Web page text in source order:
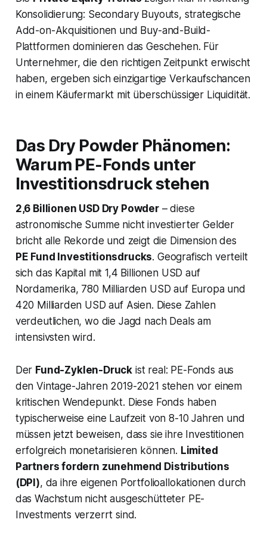
Konsolidierung: Secondary Buyouts, strategische
Add-on-Akquisitionen und Buy-and-Build-
Plattformen dominieren das Geschehen. Für
Unternehmer, die den richtigen Zeitpunkt erwischt
haben, ergeben sich einzigartige Verkaufschancen
in einem Käufermarkt mit überschüssiger Liquidität.
Das Dry Powder Phänomen:
Warum PE-Fonds unter
Investitionsdruck stehen
2,6 Billionen USD Dry Powder– diese
astronomische Summe nicht investierter Gelder
bricht alle Rekorde und zeigt die Dimension des
PE Fund Investitionsdrucks. Geografisch verteilt
sich das Kapital mit 1,4 Billionen USD auf
Nordamerika, 780 Milliarden USD auf Europa und
420 Milliarden USD auf Asien. Diese Zahlen
verdeutlichen, wo die Jagd nach Deals am
intensivsten wird.
Der Fund-Zyklen-Druck ist real: PE-Fonds aus
den Vintage-Jahren 2019-2021 stehen vor einem
kritischen Wendepunkt. Diese Fonds haben
typischerweise eine Laufzeit von 8-10 Jahren und
müssen jetzt beweisen, dass sie ihre Investitionen
erfolgreich monetarisieren können. Limited
Partners fordern zunehmend Distributions
(DPI), da ihre eigenen Portfolioallokationen durch
das Wachstum nicht ausgeschütteter PE-
Investments verzerrt sind.